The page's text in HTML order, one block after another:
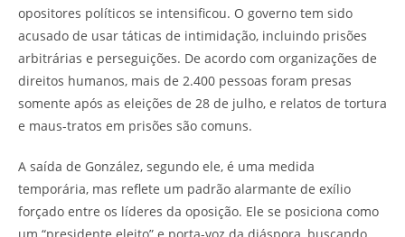
opositores políticos se intensificou. O governo tem sido
acusado de usar táticas de intimidação, incluindo prisões
arbitrárias e perseguições. De acordo com organizações de
direitos humanos, mais de 2.400 pessoas foram presas
somente após as eleições de 28 de julho, e relatos de tortura
e maus-tratos em prisões são comuns.
A saída de González, segundo ele, é uma medida
temporária, mas reflete um padrão alarmante de exílio
forçado entre os líderes da oposição. Ele se posiciona como